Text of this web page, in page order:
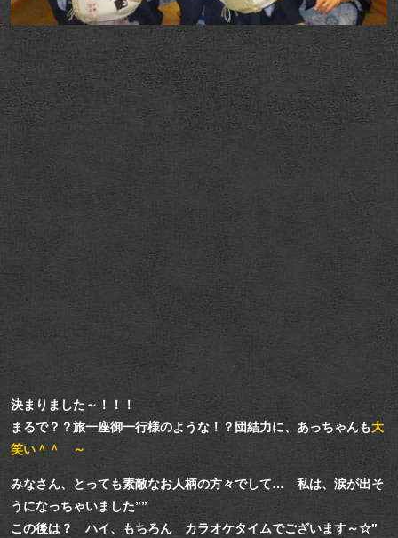
決まりました～！！！
まるで？？旅一座御一行様のような！？団結力に、あっちゃんも大
笑い＾＾ ～
みなさん、とっても素敵なお人柄の方々でして… 私は、涙が出そ
うになっちゃいました””
この後は？ ハイ、もちろん カラオケタイムでございます～☆”